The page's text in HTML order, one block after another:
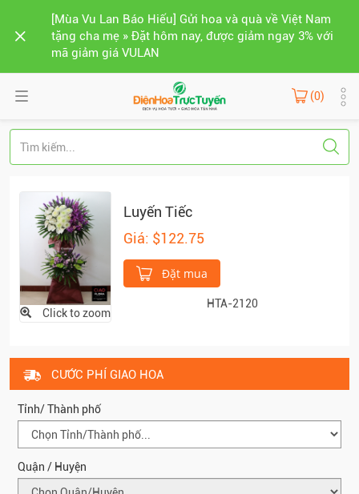
[Mùa Vu Lan Báo Hiếu] Gửi hoa và quà về Việt Nam
tặng cha mẹ » Đặt hôm nay, được giảm ngay 3% với
mã giảm giá VULAN
(0)
Click to zoom
Luyến Tiếc
Giá: $122.75
Đặt mua
HTA-2120
CƯỚC PHÍ GIAO HOA
Tỉnh/ Thành phố
Quận / Huyện